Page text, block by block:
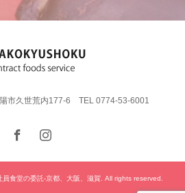
市久世荒内177-6 TEL 0774-53-6001
食堂の委託-京都、大阪、滋賀. All rights reserved.